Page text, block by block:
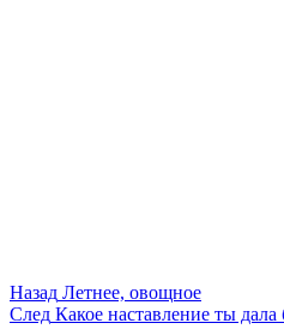
Назад Летнее, овощное
След Какое наставление ты